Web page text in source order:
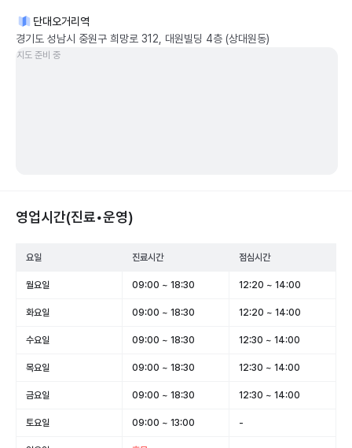
단대오거리역
경기도 성남시 중원구 희망로 312, 대원빌딩 4층 (상대원동)
지도 준비 중
영업시간(진료•운영)
요일 진료시간 점심시간
월요일 09:00 ~ 18:30 12:20 ~ 14:00
화요일 09:00 ~ 18:30 12:20 ~ 14:00
수요일 09:00 ~ 18:30 12:30 ~ 14:00
목요일 09:00 ~ 18:30 12:30 ~ 14:00
금요일 09:00 ~ 18:30 12:30 ~ 14:00
토요일 09:00 ~ 13:00 -